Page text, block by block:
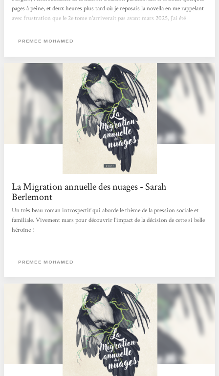
pages à peine, et deux heures plus tard où je reposais la novella en me rappelant
avec frustration que le 2e tome n'arriverait pas avant mars 2025, j'ai été
son héroïne et vivre ses questionnements et ses peurs comme si c'était les
PREMEE MOHAMED
La Migration annuelle des nuages - Sarah
Berlemont
Un très beau roman introspectif qui aborde le thème de la pression sociale et
familiale. Vivement mars pour découvrir l'impact de la décision de cette si belle
héroïne !
PREMEE MOHAMED